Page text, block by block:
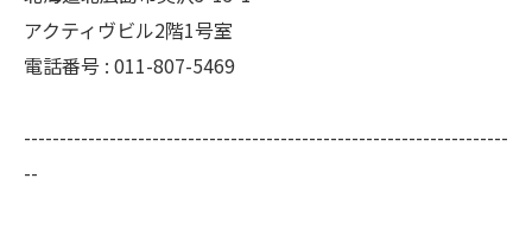
アクティヴビル2階1号室
電話番号 : 011-807-5469
--------------------------------------------------------------------
--